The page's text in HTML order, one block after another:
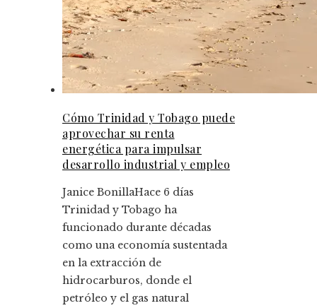
Cómo Trinidad y Tobago puede
aprovechar su renta
energética para impulsar
desarrollo industrial y empleo
Janice BonillaHace 6 días
Trinidad y Tobago ha
funcionado durante décadas
como una economía sustentada
en la extracción de
hidrocarburos, donde el
petróleo y el gas natural